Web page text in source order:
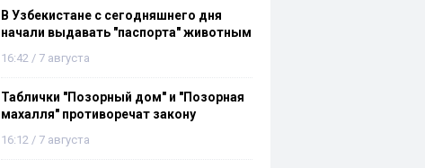
В Узбекистане с сегодняшнего дня
начали выдавать "паспорта" животным
16:42 / 7 августа
Таблички "Позорный дом" и "Позорная
махалля" противоречат закону
16:12 / 7 августа